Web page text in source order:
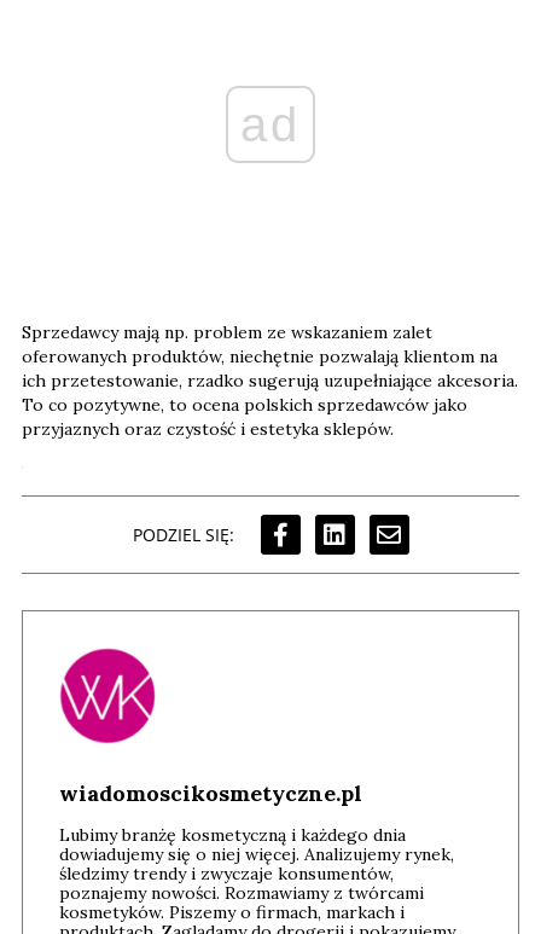
ad
Sprzedawcy mają np. problem ze wskazaniem zalet
oferowanych produktów, niechętnie pozwalają klientom na
ich przetestowanie, rzadko sugerują uzupełniające akcesoria.
To co pozytywne, to ocena polskich sprzedawców jako
przyjaznych oraz czystość i estetyka sklepów.
PODZIEL SIĘ:
wiadomoscikosmetyczne.pl
Lubimy branżę kosmetyczną i każdego dnia
dowiadujemy się o niej więcej. Analizujemy rynek,
śledzimy trendy i zwyczaje konsumentów,
poznajemy nowości. Rozmawiamy z twórcami
kosmetyków. Piszemy o firmach, markach i